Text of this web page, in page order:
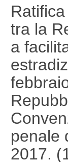
tra la
a
penale
2017.